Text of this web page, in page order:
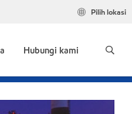
Pilih lokasi
Hubungi kami